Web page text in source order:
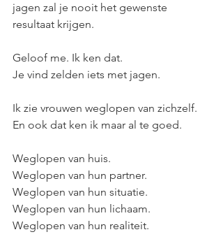
jagen zal je nooit het gewenste
resultaat krijgen.
​​​​​Geloof me. Ik ken dat.
Je vind zelden iets met jagen.
Ik zie vrouwen weglopen van zichzelf.
En ook dat ken ik maar al te goed.
Weglopen van huis.
Weglopen van hun partner.
Weglopen van hun situatie.
Weglopen van hun lichaam.
Weglopen van hun realiteit.